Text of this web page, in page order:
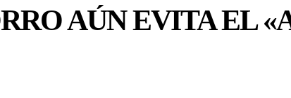
AÚN EVITA EL